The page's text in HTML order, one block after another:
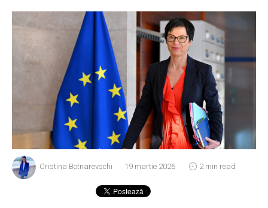
Cristina Botnarevschi 19 martie 2026 2 min read